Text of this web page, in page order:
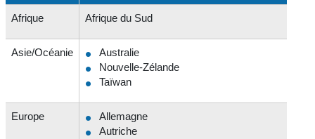
Afrique Afrique du Sud
Asie/Océanie
Australie
Nouvelle-Zélande
Taïwan
Europe
Allemagne
Autriche